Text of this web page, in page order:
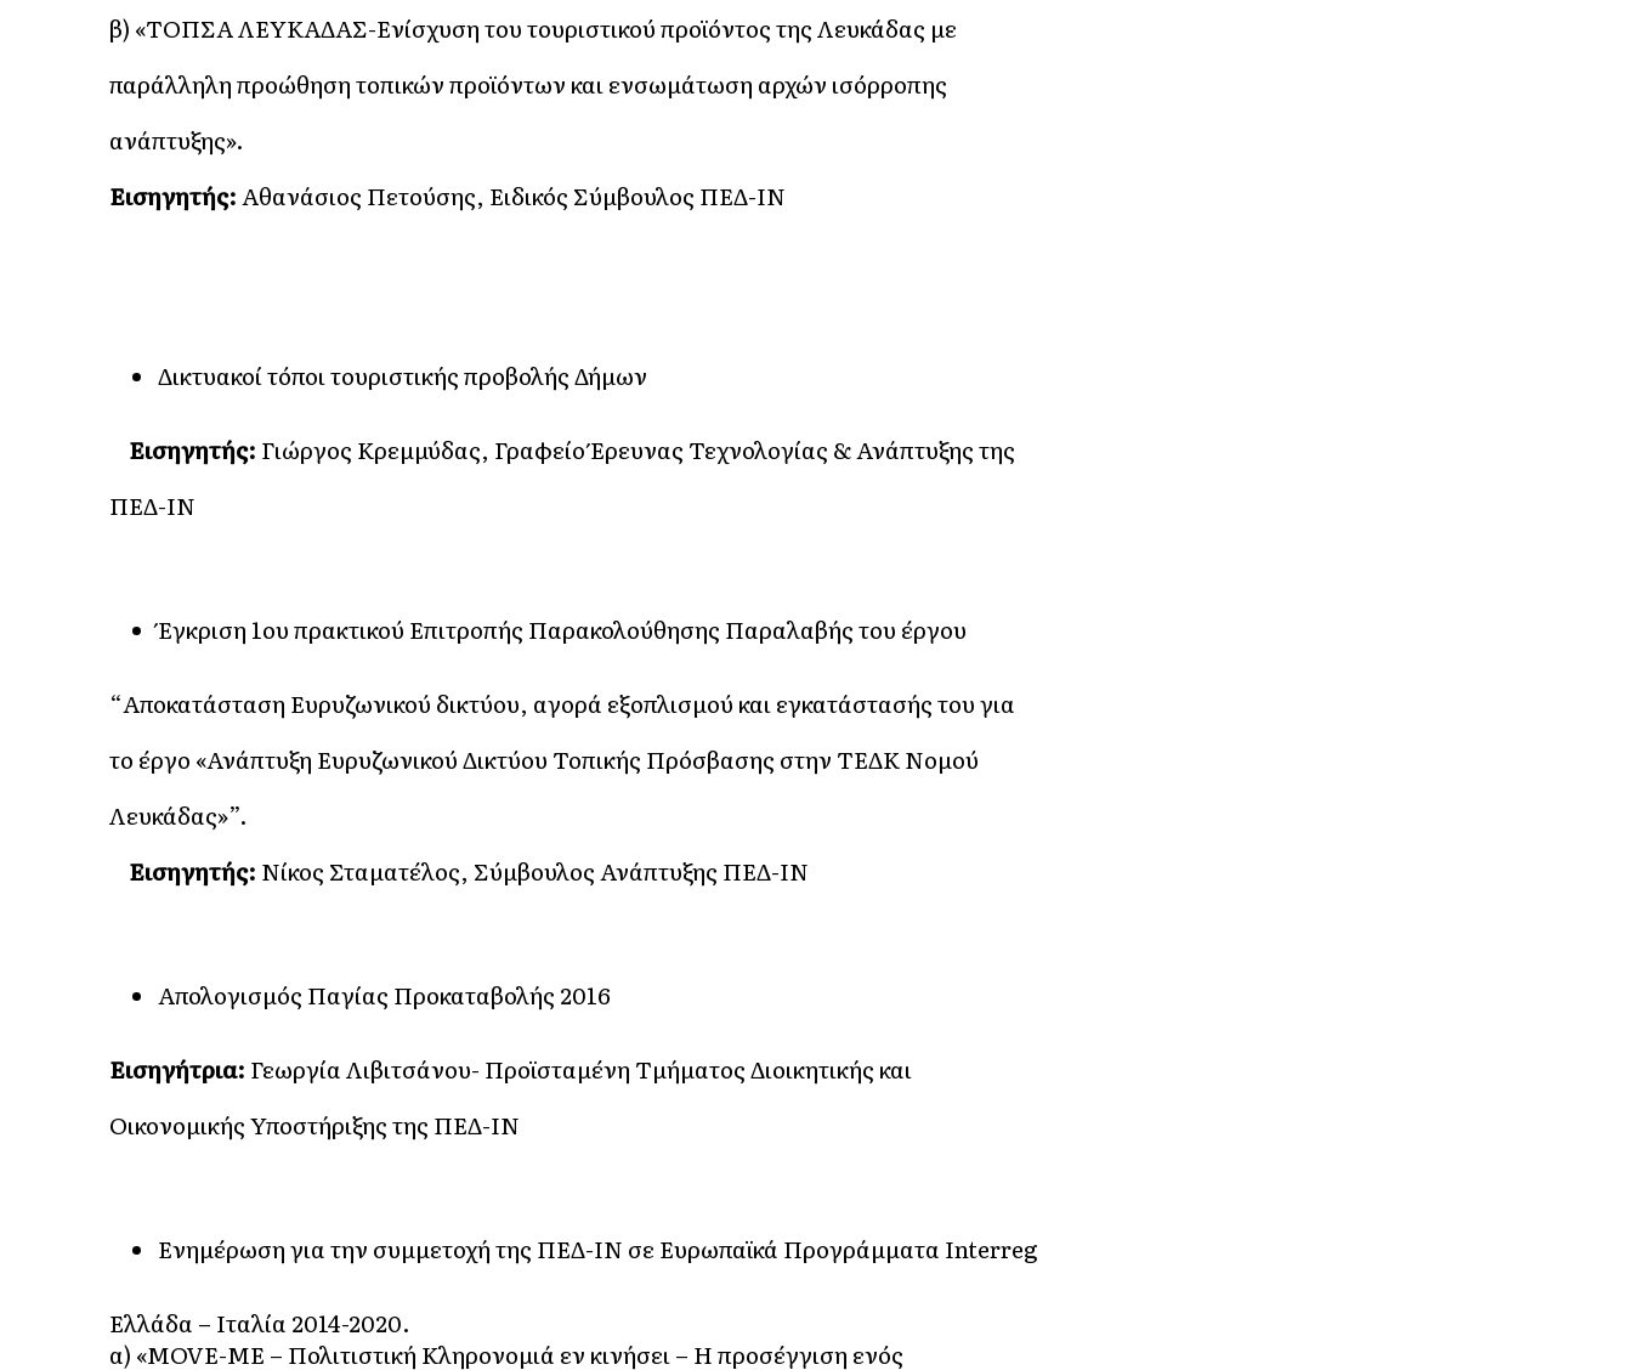
β) «ΤΟΠΣΑ ΛΕΥΚΑΔΑΣ-Ενίσχυση του τουριστικού προϊόντος της Λευκάδας με
παράλληλη προώθηση τοπικών προϊόντων και ενσωμάτωση αρχών ισόρροπης
ανάπτυξης».
Εισηγητής: Αθανάσιος Πετούσης, Ειδικός Σύμβουλος ΠΕΔ-ΙΝ
Δικτυακοί τόποι τουριστικής προβολής Δήμων
Εισηγητής: Γιώργος Κρεμμύδας, Γραφείο Έρευνας Τεχνολογίας & Ανάπτυξης της
ΠΕΔ-ΙΝ
Έγκριση 1ου πρακτικού Επιτροπής Παρακολούθησης Παραλαβής του έργου
“Αποκατάσταση Ευρυζωνικού δικτύου, αγορά εξοπλισμού και εγκατάστασής του για
το έργο «Ανάπτυξη Ευρυζωνικού Δικτύου Τοπικής Πρόσβασης στην ΤΕΔΚ Νομού
Λευκάδας»”.
Εισηγητής: Νίκος Σταματέλος, Σύμβουλος Ανάπτυξης ΠΕΔ-ΙΝ
Απολογισμός Παγίας Προκαταβολής 2016
Εισηγήτρια: Γεωργία Λιβιτσάνου- Προϊσταμένη Τμήματος Διοικητικής και
Οικονομικής Υποστήριξης της ΠΕΔ-ΙΝ
Ενημέρωση για την συμμετοχή της ΠΕΔ-ΙΝ σε Ευρωπαϊκά Προγράμματα Interreg
Ελλάδα – Ιταλία 2014-2020.
α) «MOVE-ME – Πολιτιστική Κληρονομιά εν κινήσει – Η προσέγγιση ενός